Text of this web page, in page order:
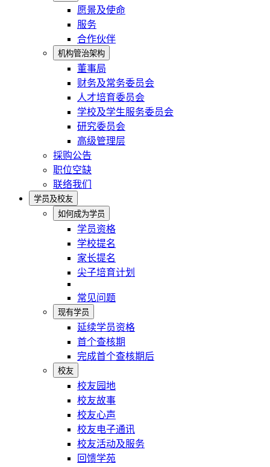
愿景及使命
服务
合作伙伴
机构管治架构
董事局
财务及常务委员会
人才培育委员会
学校及学生服务委员会
研究委员会
高级管理层
採购公告
职位空缺
联络我们
学员及校友
如何成为学员
学员资格
学校提名
家长提名
尖子培育计划
常见问题
现有学员
延续学员资格
首个查核期
完成首个查核期后
校友
校友园地
校友故事
校友心声
校友电子通讯
校友活动及服务
回馈学苑